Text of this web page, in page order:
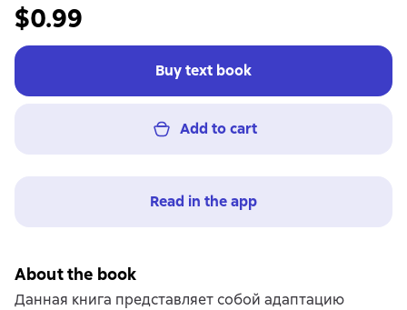
$0.99
Buy text book
Add to cart
Read in the app
About the book
Данная книга представляет собой адаптацию